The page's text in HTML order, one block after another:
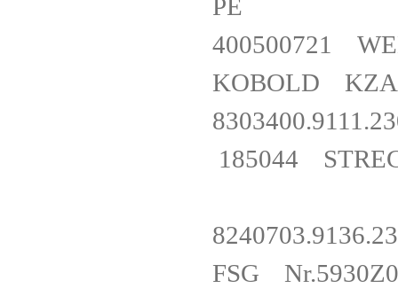
PE
400500721
KOBOLD
185044
FSG